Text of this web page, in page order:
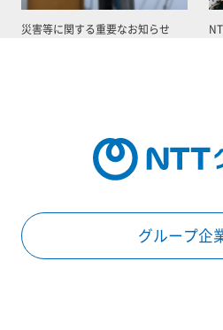
災害等に関する重要なお知らせ
グループ企